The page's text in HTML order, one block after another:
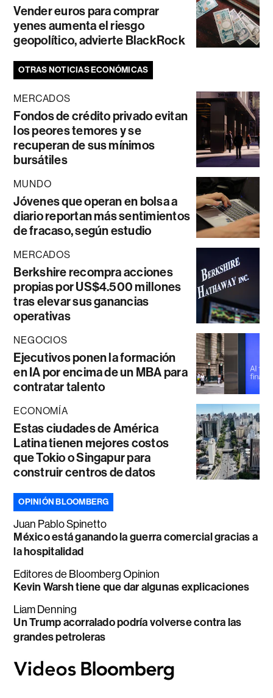
Vender euros para comprar
yenes aumenta el riesgo
geopolítico, advierte BlackRock
OTRAS NOTICIAS ECONÓMICAS
MERCADOS
Fondos de crédito privado evitan
los peores temores y se
recuperan de sus mínimos
bursátiles
MUNDO
Jóvenes que operan en bolsa a
diario reportan más sentimientos
de fracaso, según estudio
MERCADOS
Berkshire recompra acciones
propias por US$4.500 millones
tras elevar sus ganancias
operativas
NEGOCIOS
Ejecutivos ponen la formación
en IA por encima de un MBA para
contratar talento
ECONOMÍA
Estas ciudades de América
Latina tienen mejores costos
que Tokio o Singapur para
construir centros de datos
OPINIÓN BLOOMBERG
Juan Pablo Spinetto
México está ganando la guerra comercial gracias a
la hospitalidad
Editores de Bloomberg Opinion
Kevin Warsh tiene que dar algunas explicaciones
Liam Denning
Un Trump acorralado podría volverse contra las
grandes petroleras